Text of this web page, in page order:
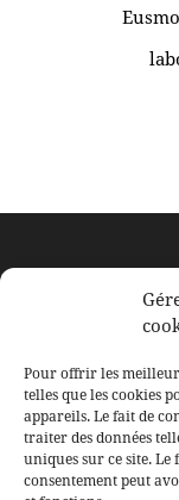
Pour offrir les
telles que les cookies
appareils. Le fait de
traiter des données
uniques sur ce site.
consentement peut
À BERTRANGE
117, rue de
Email:
SUIVEZ LE